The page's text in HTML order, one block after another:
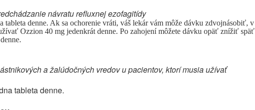
návratu refluxnej ezofagitídy
tableta denne. Ak sa ochorenie vráti, váš lekár vám môže dávku zdvojnásobiť, v
Ozzion 40 mg jedenkrát denne. Po zahojení môžete dávku opäť znížiť späť
a žalúdočných vredov u pacientov, ktorí musia užívať
tableta denne.